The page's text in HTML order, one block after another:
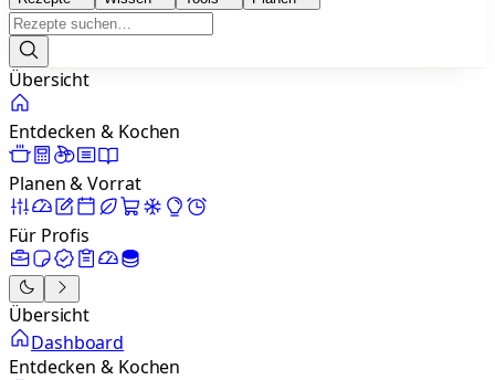
Übersicht
Entdecken & Kochen
Planen & Vorrat
Für Profis
Übersicht
Dashboard
Entdecken & Kochen